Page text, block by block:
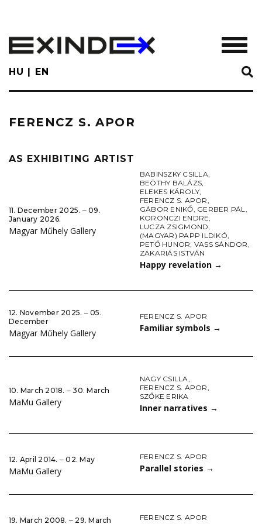
main
content
HU EN
FERENCZ S. APOR
AS EXHIBITING ARTIST
11. December 2025. ‒ 09.
January 2026.
Magyar Műhely Gallery
BABINSZKY CSILLA,
BEÖTHY BALÁZS,
ELEKES KÁROLY,
FERENCZ S. APOR,
GÁBOR ENIKŐ, GERBER PÁL,
KORONCZI ENDRE,
LUCZA ZSIGMOND,
(MAGYAR) PAPP ILDIKÓ,
PETŐ HUNOR, VASS SÁNDOR,
ZAKARIÁS ISTVÁN
Happy revelation →
12. November 2025. ‒ 05.
December
Magyar Műhely Gallery
FERENCZ S. APOR
Familiar symbols →
10. March 2018. ‒ 30. March
MaMu Gallery
NAGY CSILLA,
FERENCZ S. APOR,
SZŐKE ERIKA
Inner narratives →
12. April 2014. ‒ 02. May
MaMu Gallery
FERENCZ S. APOR
Parallel stories →
19. March 2008. ‒ 29. March FERENCZ S. APOR